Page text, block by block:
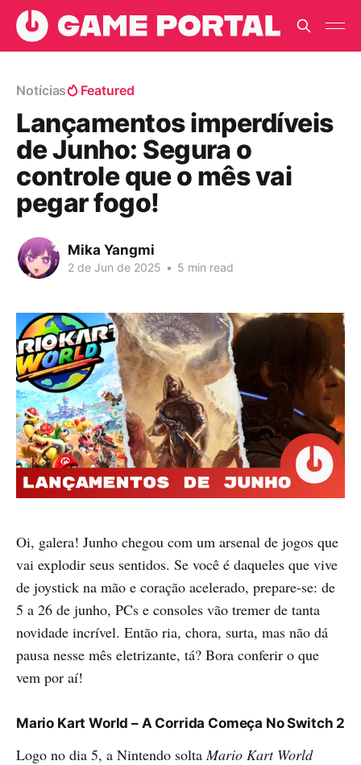
Notícias Featured
Lançamentos imperdíveis
de Junho: Segura o
controle que o mês vai
pegar fogo!
Mika Yangmi
2 de Jun de 2025 • 5 min read
Oi, galera! Junho chegou com um arsenal de jogos que
vai explodir seus sentidos. Se você é daqueles que vive
de joystick na mão e coração acelerado, prepare-se: de
5 a 26 de junho, PCs e consoles vão tremer de tanta
novidade incrível. Então ria, chora, surta, mas não dá
pausa nesse mês eletrizante, tá? Bora conferir o que
vem por aí!
Mario Kart World – A Corrida Começa No Switch 2
Logo no dia 5, a Nintendo soltaMario Kart World